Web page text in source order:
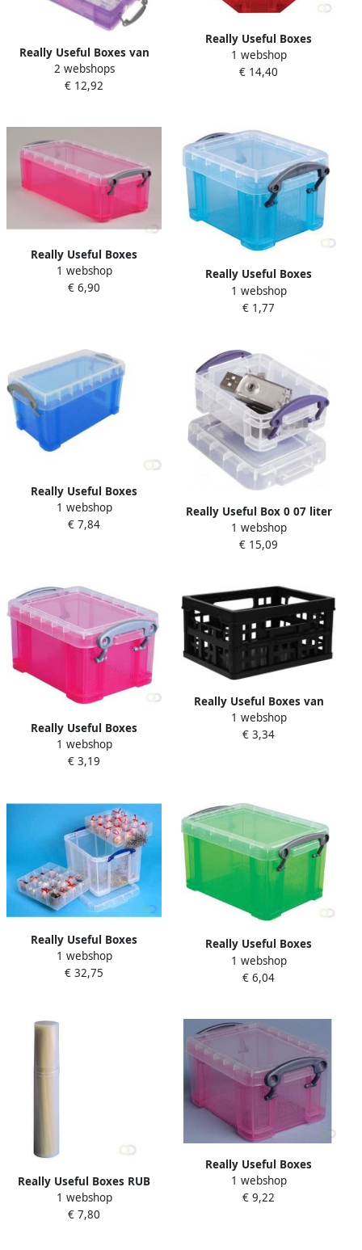
Really Useful Boxes van
stevig kunststof | VindiQ
Really Useful Box
2 webshops
€ 12,92
Really Useful Boxes
Hartvormige opbergdoos
RUB inhoud: rode dozen
1 webshop
€ 14,40
Really Useful Boxes
OPBERGDOOS 0 9 ROZE
TRANSP
1 webshop
€ 6,90
Really Useful Boxes
felblauw
1 webshop
€ 1,77
Really Useful Boxes
OPBERGDOOS 2 1L TRANSP.
BLAUW
1 webshop
€ 7,84
Really Useful Box 0 07 liter
transparant geassorteerde
kleuren pak van 10
1 webshop
€ 15,09
Really Useful Boxes
visitekaartenhouder 0 3 l;
roze
1 webshop
€ 3,19
Really Useful Boxes van
stevig kunststof | VindiQ
Really Useful Box plooibox 1
1 webshop
€ 3,34
Really Useful Boxes
Kerstmis box
1 webshop
€ 32,75
Really Useful Boxes
transparante opbergdoos 0
7 l Groen
1 webshop
€ 6,04
Really Useful Boxes RUB
opbergdoos 0 50 l
transparant
1 webshop
€ 7,80
Really Useful Boxes
opbergdoos voor 18 CD's of
10 DVD's roze buitenft 245
1 webshop
€ 9,22